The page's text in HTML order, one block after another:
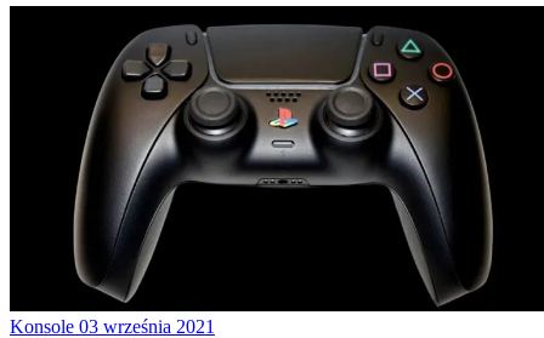
Konsole 03 września 2021